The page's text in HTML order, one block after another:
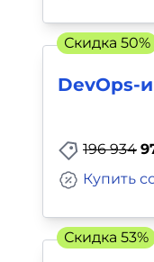
DevOps-
196 934
Купить
Скидка 50%
Скидка 53%